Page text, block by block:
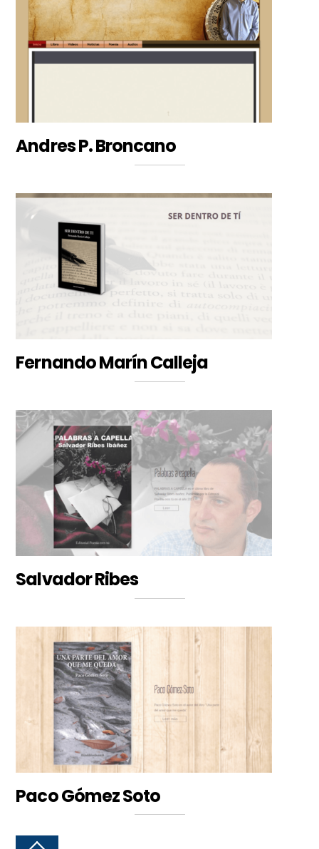
Andres P. Broncano
Fernando Marín Calleja
Salvador Ribes
Paco Gómez Soto